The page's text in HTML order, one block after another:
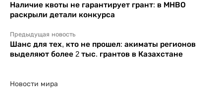
Наличие квоты не гарантирует грант: в МНВО
раскрыли детали конкурса
Предыдущая новость
Шанс для тех, кто не прошел: акиматы регионов
выделяют более 2 тыс. грантов в Казахстане
Новости мира